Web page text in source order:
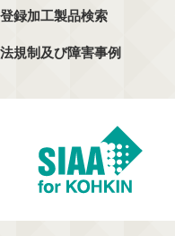
登録加工製品検索
法規制及び障害事例